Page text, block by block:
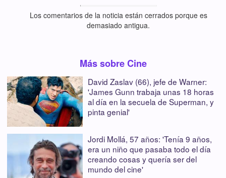
Los comentarios de la noticia están cerrados porque es
demasiado antigua.
Más sobre Cine
David Zaslav (66), jefe de Warner:
'James Gunn trabaja unas 18 horas
al día en la secuela de Superman, y
pinta genial'
Jordi Mollá, 57 años: 'Tenía 9 años,
era un niño que pasaba todo el día
creando cosas y quería ser del
mundo del cine'